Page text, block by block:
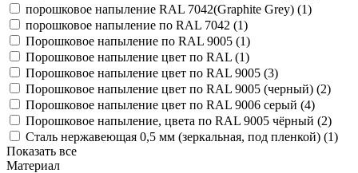
порошковое напыление RAL 7042(Graphite Grey) (1)
порошковое напыление по RAL 7042 (1)
Порошковое напыление по RAL 9005 (1)
Порошковое напыление цвет по RAL (1)
Порошковое напыление цвет по RAL 9005 (3)
Порошковое напыление цвет по RAL 9005 (черный) (2)
Порошковое напыление цвет по RAL 9006 серый (4)
Порошковое напыление, цвета по RAL 9005 чёрный (2)
Сталь нержавеющая 0,5 мм (зеркальная, под пленкой) (1)
Показать все
Материал